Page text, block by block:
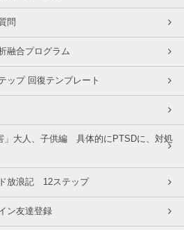
問
融合プログラム
ップ 回復テンプレート
」大人、子供編 具体的にPTSDに、対処
放浪記 12ステップ
ン友達登録